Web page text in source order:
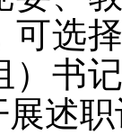
可选
）书
述